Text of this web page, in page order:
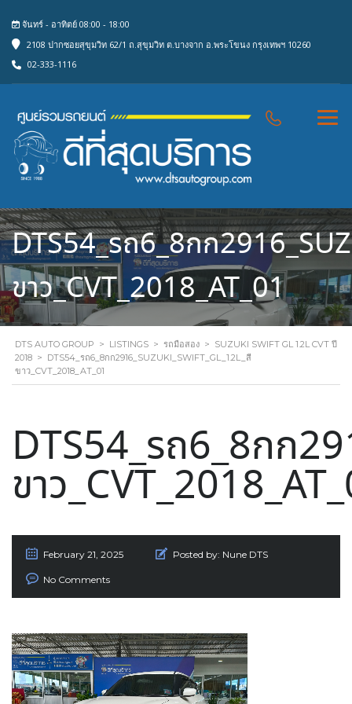
จันทร์ - อาทิตย์ 08:00 - 18:00
2108 ปากซอยสุขุมวิท 62/1 ถ.สุขุมวิท ต.บางจาก อ.พระโขนง กรุงเทพฯ 10260
02-333-1116
DTS54_รถ6_8กก
ขาว_CVT_2018_AT_01
DTS AUTO GROUP > LISTINGS > รถมือสอง > SUZUKI SWIFT GL 1.2L CVT ปี
2018 > DTS54_รถ6_8กก2916_SUZUKI_SWIFT_GL_1.2L_สี
ขาว_CVT_2018_AT_01
DTS54_รถ6_8กก
ขาว
February 21, 2025 Posted by: Nune DTS
No Comments